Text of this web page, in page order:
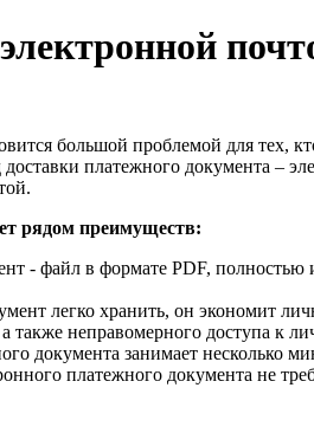
большой проблемой для тех,
платежного документа –
рядом преимуществ:
- файл в формате PDF, полностью
легко хранить, он экономит
также неправомерного доступа к
документа занимает несколько
платежного документа не